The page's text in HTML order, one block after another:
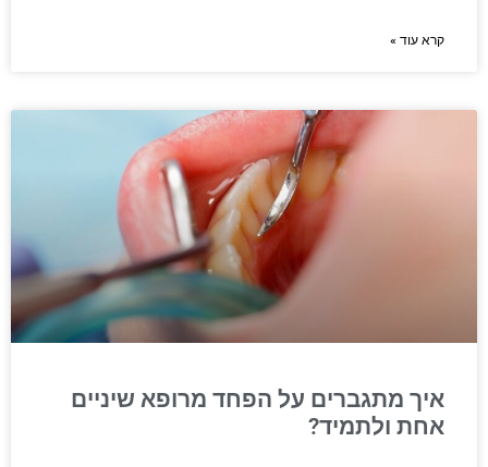
קרא עוד »
איך מתגברים על הפחד מרופא שיניים
אחת ולתמיד?